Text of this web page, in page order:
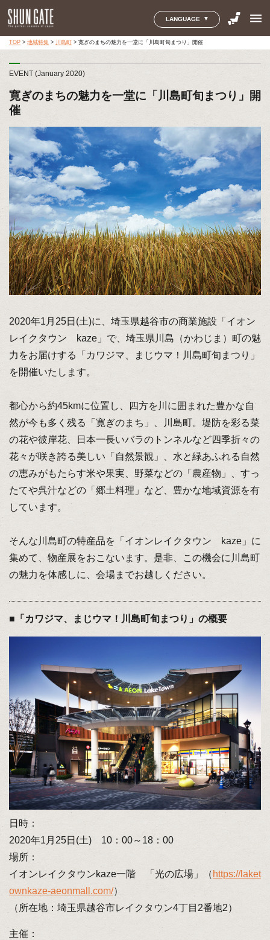
LANGUAGE menu
TOP> 地域特集> 川島町> 寛ぎのまちの魅力を一堂に「川島町旬まつり」開催
EVENT (January 2020)
寛ぎのまちの魅力を一堂に「川島町旬まつり」開
催
2020年1月25日(土)に、埼玉県越谷市の商業施設「イオン
レイクタウン kaze」で、埼玉県川島（かわじま）町の魅
力をお届けする「カワジマ、まじウマ！川島町旬まつり」
を開催いたします。
都心から約45kmに位置し、四方を川に囲まれた豊かな自
然が今も多く残る「寛ぎのまち」、川島町。堤防を彩る菜
の花や彼岸花、日本一長いバラのトンネルなど四季折々の
花々が咲き誇る美しい「自然景観」、水と緑あふれる自然
の恵みがもたらす米や果実、野菜などの「農産物」、すっ
たてや呉汁などの「郷土料理」など、豊かな地域資源を有
しています。
そんな川島町の特産品を「イオンレイクタウン kaze」に
集めて、物産展をおこないます。是非、この機会に川島町
の魅力を体感しに、会場までお越しください。
■「カワジマ、まじウマ！川島町旬まつり」の概要
日時：
2020年1月25日(土) 10：00～18：00
場所：
イオンレイクタウンkaze一階 「光の広場」（ https://laket
ownkaze-aeonmall.com/）
（所在地：埼玉県越谷市レイクタウン4丁目2番地2）
主催：